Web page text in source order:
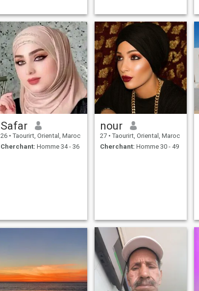
Safar
26 • Taourirt, Oriental, Maroc
Cherchant: Homme 34 - 36
nour
27 • Taourirt, Oriental, Maroc
Cherchant: Homme 30 - 49